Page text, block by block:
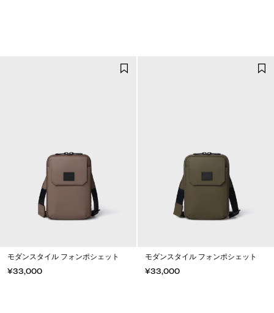
モダンスタイル フォンポシェット
¥33,000
モダンスタイル フォンポシェット
¥33,000